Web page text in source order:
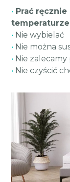
• Prać
temperaturze
• Nie wybielać
• Nie można
• Nie zalecamy
• Nie czyścić